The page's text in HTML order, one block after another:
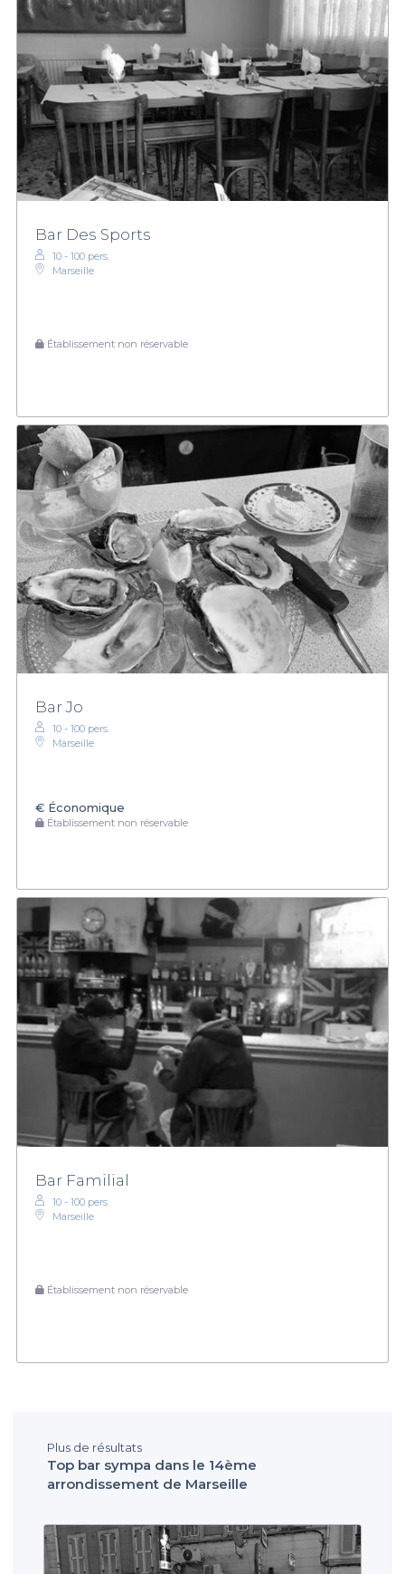
Bar Des Sports
10 - 100 pers.
Marseille
Établissement non réservable
Bar Jo
10 - 100 pers.
Marseille
€ Économique
Établissement non réservable
Bar Familial
10 - 100 pers.
Marseille
Établissement non réservable
Plus de résultats
Top bar sympa dans le 14ème
arrondissement de Marseille